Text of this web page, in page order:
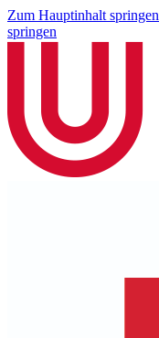
Zum Hauptinhalt springen
springen